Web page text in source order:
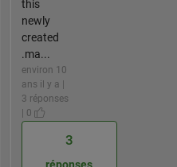
this
newly
created
.ma...
environ 10
ans il y a |
3 réponses
| 0
3